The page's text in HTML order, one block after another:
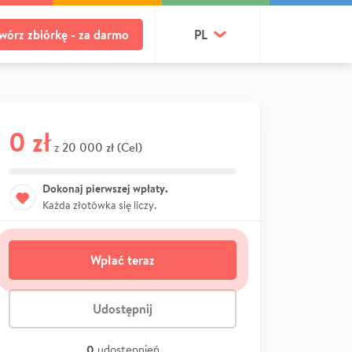
zbiórkę - za darmo PL
0 zł z 20 000 zł (Cel)
Dokonaj pierwszej wpłaty.
Każda złotówka się liczy.
Wpłać teraz
Udostępnij